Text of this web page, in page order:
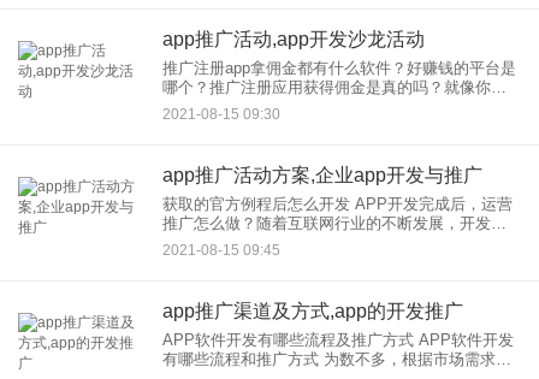
app推广活动,app开发沙龙活动
推广注册app拿佣金都有什么软件？好赚钱的平台是
哪个？推广注册应用获得佣金是真的吗？就像你在
新闻，看到的，你每天可以赚几百甚至几千美元。
当你操作的时候，你发现根本不是这样，一天能赚
2021-08-15 09:30
app推广活动方案,企业app开发与推广
获取的官方例程后怎么开发 APP开发完成后，运营
推广怎么做？随着互联网行业的不断发展，开发
APP只是完成了企业转型的为数不多步，之后需要
运营推广APP。这个过程需要多个环节。以下是给
2021-08-15 09:45
app推广渠道及方式,app的开发推广
APP软件开发有哪些流程及推广方式 APP软件开发
有哪些流程和推广方式 为数不多，根据市场需求寻